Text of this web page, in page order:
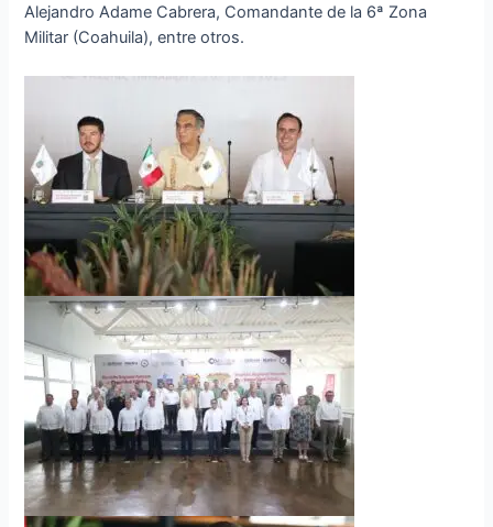
Alejandro Adame Cabrera, Comandante de la 6ª Zona
Militar (Coahuila), entre otros.